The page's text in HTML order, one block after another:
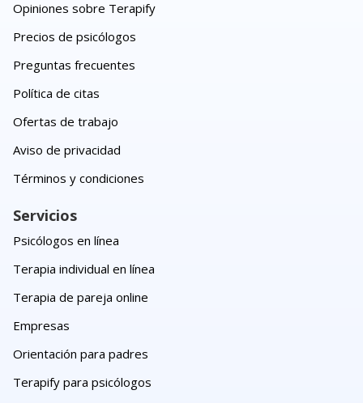
Opiniones sobre Terapify
Precios de psicólogos
Preguntas frecuentes
Política de citas
Ofertas de trabajo
Aviso de privacidad
Términos y condiciones
Servicios
Psicólogos en línea
Terapia individual en línea
Terapia de pareja online
Empresas
Orientación para padres
Terapify para psicólogos